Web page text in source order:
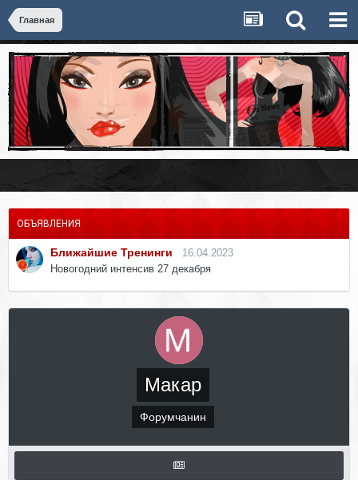
Главная
ОБЪЯВЛЕНИЯ
Ближайшие Тренинги
16.04.2023
Новогодний интенсив 27 декабря
Макар
Форумчанин